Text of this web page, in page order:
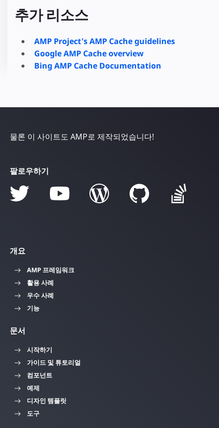
추가 리소스
AMP Project's AMP Cache guidelines
Google AMP Cache overview
Bing AMP Cache Documentation
물론 이 사이트도 AMP로 제작되었습니다!
팔로우하기
개요
AMP 프레임워크
활용 사례
우수 사례
기능
문서
시작하기
가이드 및 튜토리얼
컴포넌트
예제
디자인 템플릿
도구